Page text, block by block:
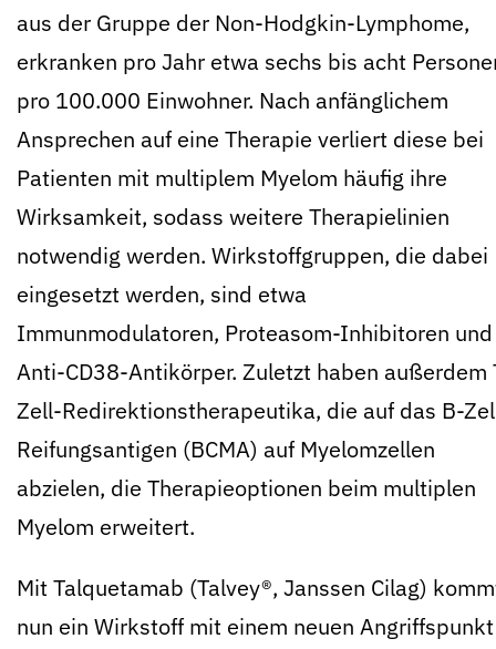
aus der Gruppe der Non-Hodgkin-Lymphome,
erkranken pro Jahr etwa sechs bis acht
pro 100.000 Einwohner. Nach anfänglichem
Ansprechen auf eine Therapie verliert diese bei
Patienten mit multiplem Myelom häufig ihre
Wirksamkeit, sodass weitere Therapielinien
notwendig werden. Wirkstoffgruppen, die dabei
eingesetzt werden, sind etwa
Immunmodulatoren, Proteasom-Inhibitoren und
Anti-CD38-Antikörper. Zuletzt haben außerdem
Zell-Redirektionstherapeutika, die auf das B-
Reifungsantigen (BCMA) auf Myelomzellen
abzielen, die Therapieoptionen beim multiplen
Myelom erweitert.
Mit Talquetamab (Talvey®, Janssen Cilag)
nun ein Wirkstoff mit einem neuen Angriffspunkt